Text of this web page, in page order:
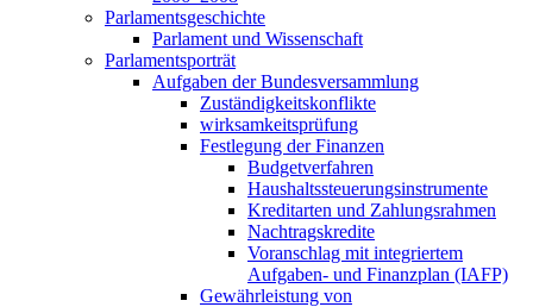
Parlamentsgeschichte
Parlament und Wissenschaft
Parlamentsporträt
Aufgaben der Bundesversammlung
Zuständigkeitskonflikte
wirksamkeitsprüfung
Festlegung der Finanzen
Budgetverfahren
Haushaltssteuerungsinstrumente
Kreditarten und Zahlungsrahmen
Nachtragskredite
Voranschlag mit integriertem
Aufgaben- und Finanzplan (IAFP)
Gewährleistung von